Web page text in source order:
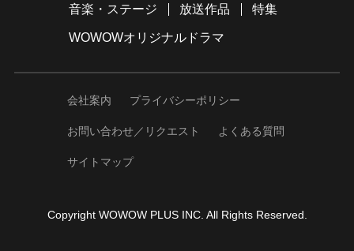
音楽・ステージ 放送作品 特集
WOWOWオリジナルドラマ
会社案内 プライバシーポリシー
お問い合わせ／リクエスト よくある質問
サイトマップ
Copyright WOWOW PLUS INC. All Rights Reserved.